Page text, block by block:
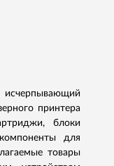
принтера
блоки
для
товары